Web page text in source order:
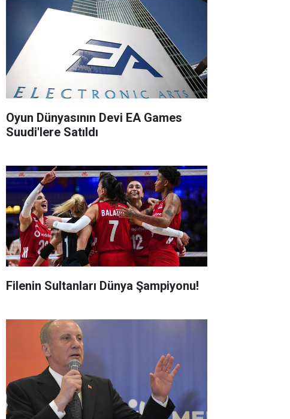
Oyun Dünyasının Devi EA Games
Suudi'lere Satıldı
Filenin Sultanları Dünya Şampiyonu!